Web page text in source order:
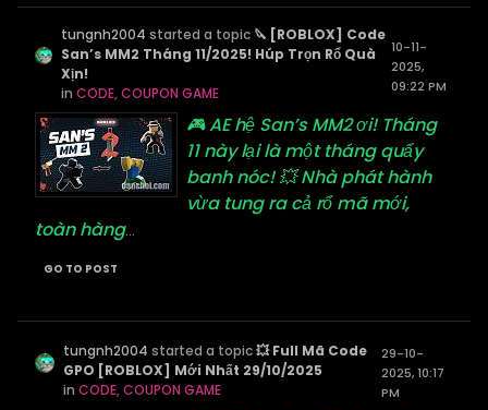
tungnh2004 started a topic 🔪 [ROBLOX] Code
San’s MM2 Tháng 11/2025! Húp Trọn Rổ Quà
Xịn!
in CODE, COUPON GAME
10-11-
2025,
09:22 PM
🎮 AE hệ San’s MM2 ơi! Tháng
11 này lại là một tháng quẩy
banh nóc! 💥 Nhà phát hành
vừa tung ra cả rổ mã mới,
toàn hàng...
GO TO POST
tungnh2004 started a topic💥 Full Mã Code
GPO [ROBLOX] Mới Nhất 29/10/2025
in CODE, COUPON GAME
29-10-
2025, 10:17
PM